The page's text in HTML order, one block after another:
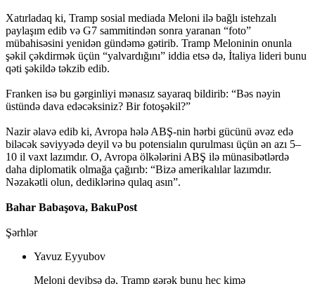
Xatırladaq ki, Tramp sosial mediada Meloni ilə bağlı istehzalı
paylaşım edib və G7 sammitindən sonra yaranan “foto”
mübahisəsini yenidən gündəmə gətirib. Tramp Meloninin onunla
şəkil çəkdirmək üçün “yalvardığını” iddia etsə də, İtaliya lideri bunu
qəti şəkildə təkzib edib.
Franken isə bu gərginliyi mənasız sayaraq bildirib: “Bəs nəyin
üstündə dava edəcəksiniz? Bir fotoşəkil?”
Nazir əlavə edib ki, Avropa hələ ABŞ-nin hərbi gücünü əvəz edə
biləcək səviyyədə deyil və bu potensialın qurulması üçün ən azı 5–
10 il vaxt lazımdır. O, Avropa ölkələrini ABŞ ilə münasibətlərdə
daha diplomatik olmağa çağırıb: “Bizə amerikalılar lazımdır.
Nəzakətli olun, dediklərinə qulaq asın”.
Bahar Babaşova, BakuPost
Şərhlər
Yavuz Eyyubov
Meloni deyibsə də, Tramp gərək bunu heç kimə